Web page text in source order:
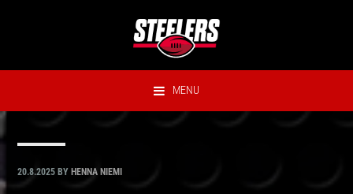
MENU
20.8.2025 BY HENNA NIEMI